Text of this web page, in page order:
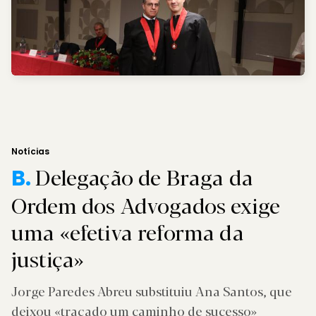
Notícias
B.Delegação de Braga da
Ordem dos Advogados exige
uma «efetiva reforma da
justiça»
Jorge Paredes Abreu substituiu Ana Santos, que
deixou «traçado um caminho de sucesso»